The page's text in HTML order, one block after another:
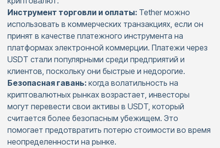
Инструмент торговли и оплаты: Tether можно
использовать в коммерческих транзакциях, если он
принят в качестве платежного инструмента на
платформах электронной коммерции. Платежи через
USDT стали популярными среди предприятий и
клиентов, поскольку они быстрые и недорогие.
Безопасная гавань: когда волатильность на
криптовалютных рынках возрастает, инвесторы
могут перевести свои активы в USDT, который
считается более безопасным убежищем. Это
помогает предотвратить потерю стоимости во время
неопределенности на рынке.